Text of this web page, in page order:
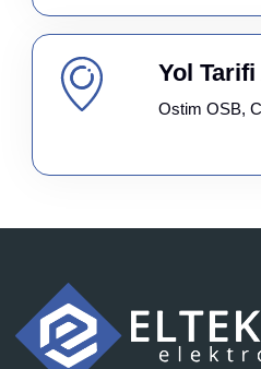
Yol
Ostim OSB,